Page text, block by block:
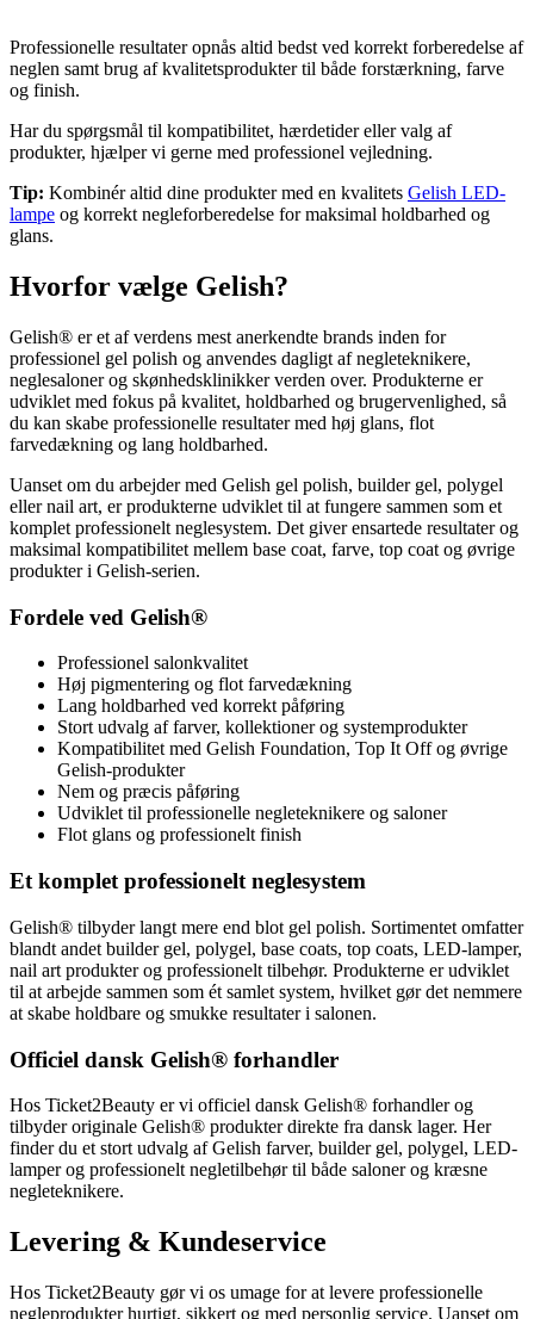
Professionelle resultater opnås altid bedst ved korrekt forberedelse af
neglen samt brug af kvalitetsprodukter til både forstærkning, farve
og finish.
Har du spørgsmål til kompatibilitet, hærdetider eller valg af
produkter, hjælper vi gerne med professionel vejledning.
Tip: Kombinér altid dine produkter med en kvalitets Gelish LED-
lampe og korrekt negleforberedelse for maksimal holdbarhed og
glans.
Hvorfor vælge Gelish?
Gelish® er et af verdens mest anerkendte brands inden for
professionel gel polish og anvendes dagligt af negleteknikere,
neglesaloner og skønhedsklinikker verden over. Produkterne er
udviklet med fokus på kvalitet, holdbarhed og brugervenlighed, så
du kan skabe professionelle resultater med høj glans, flot
farvedækning og lang holdbarhed.
Uanset om du arbejder med Gelish gel polish, builder gel, polygel
eller nail art, er produkterne udviklet til at fungere sammen som et
komplet professionelt neglesystem. Det giver ensartede resultater og
maksimal kompatibilitet mellem base coat, farve, top coat og øvrige
produkter i Gelish-serien.
Fordele ved Gelish®
Professionel salonkvalitet
Høj pigmentering og flot farvedækning
Lang holdbarhed ved korrekt påføring
Stort udvalg af farver, kollektioner og systemprodukter
Kompatibilitet med Gelish Foundation, Top It Off og øvrige
Gelish-produkter
Nem og præcis påføring
Udviklet til professionelle negleteknikere og saloner
Flot glans og professionelt finish
Et komplet professionelt neglesystem
Gelish® tilbyder langt mere end blot gel polish. Sortimentet omfatter
blandt andet builder gel, polygel, base coats, top coats, LED-lamper,
nail art produkter og professionelt tilbehør. Produkterne er udviklet
til at arbejde sammen som ét samlet system, hvilket gør det nemmere
at skabe holdbare og smukke resultater i salonen.
Officiel dansk Gelish® forhandler
Hos Ticket2Beauty er vi officiel dansk Gelish® forhandler og
tilbyder originale Gelish® produkter direkte fra dansk lager. Her
finder du et stort udvalg af Gelish farver, builder gel, polygel, LED-
lamper og professionelt negletilbehør til både saloner og kræsne
negleteknikere.
Levering & Kundeservice
Hos Ticket2Beauty gør vi os umage for at levere professionelle
negleprodukter hurtigt, sikkert og med personlig service. Uanset om